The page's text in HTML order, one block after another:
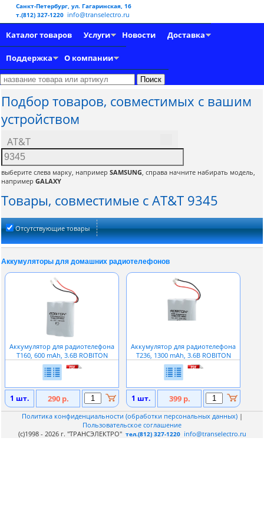
Санкт-Петербург, ул. Гагаринская, 16
т.(812) 327-1220 info@transelectro.ru
Каталог товаров Услуги Новости Доставка
Поддержка О компании
Подбор товаров, совместимых с вашим
устройством
AT&T
выберите слева марку, например SAMSUNG, справа начните набирать модель,
например GALAXY
Товары, совместимые с AT&T 9345
Отсутствующие товары
Аккумуляторы для домашних радиотелефонов
Аккумулятор для радиотелефона
T160, 600 mAh, 3.6В ROBITON
1 шт. 290 р.
Аккумулятор для радиотелефона
T236, 1300 mAh, 3.6В ROBITON
1 шт. 399 р.
Политика конфиденциальности (обработки персональных данных) |
Пользовательское соглашение
(c)1998 - 2026 г. "ТРАНСЭЛЕКТРО" тел.(812) 327-1220 info@transelectro.ru